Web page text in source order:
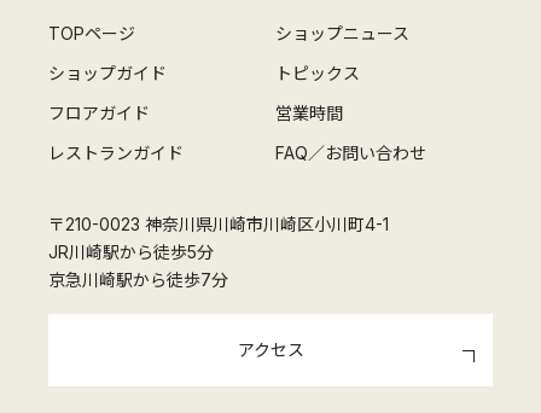
TOPページ
ショップニュース
ショップガイド
トピックス
フロアガイド
営業時間
レストランガイド
FAQ／お問い合わせ
〒210-0023 神奈川県川崎市川崎区小川町4-1
JR川崎駅から徒歩5分
京急川崎駅から徒歩7分
アクセス